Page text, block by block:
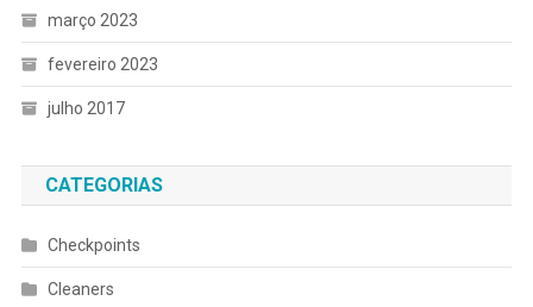
março 2023
fevereiro 2023
julho 2017
CATEGORIAS
Checkpoints
Cleaners